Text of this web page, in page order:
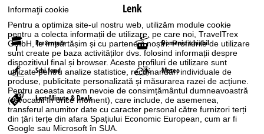
Informaţii cookie
Pentru a optimiza site-ul nostru web, utilizăm module cookie
pentru a colecta informații de utilizare, pe care noi, TravelTrex
GmbH, le împărtășim și cu partenerii noștri. Profilurile de utilizare
sunt create pe baza activităților dvs. folosind informații despre
dispozitivul final și browser. Aceste profiluri de utilizare sunt
utilizate pentru analize statistice, recomandări individuale de
produse, publicitate personalizată și măsurarea razei de acțiune.
Pentru aceasta avem nevoie de consimțământul dumneavoastră
(revocabil în orice moment), care include, de asemenea,
transferul anumitor date cu caracter personal către furnizori terți
din țări terțe din afara Spațiului Economic European, cum ar fi
Google sau Microsoft în SUA.
Lenk
Prezentare Domeniu schiabil
Schi fond Meteo
Last-Minute & Deals